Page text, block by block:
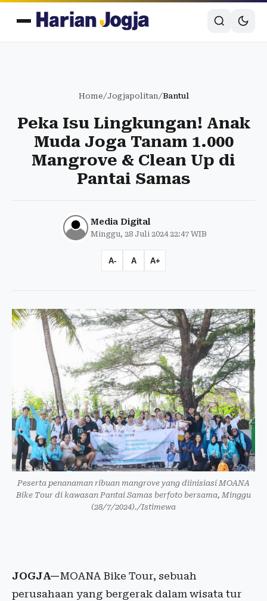
Home/Jogjapolitan/Bantul
Peka Isu Lingkungan! Anak
Muda Joga Tanam 1.000
Mangrove & Clean Up di
Pantai Samas
Media Digital
Minggu, 28 Juli 2024 22:47 WIB
A- A A+
Peserta penanaman ribuan mangrove yang diinisiasi MOANA
Bike Tour di kawasan Pantai Samas berfoto bersama, Minggu
(28/7/2024)./Istimewa
JOGJA—MOANA Bike Tour, sebuah
perusahaan yang bergerak dalam wisata tur